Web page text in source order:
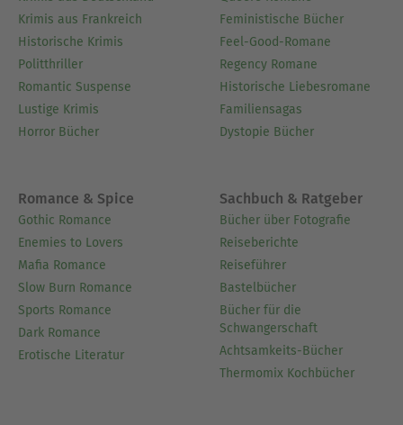
Krimis aus Frankreich
Historische Krimis
Politthriller
Romantic Suspense
Lustige Krimis
Horror Bücher
Feministische Bücher
Feel-Good-Romane
Regency Romane
Historische Liebesromane
Familiensagas
Dystopie Bücher
Romance & Spice
Gothic Romance
Enemies to Lovers
Mafia Romance
Slow Burn Romance
Sports Romance
Dark Romance
Erotische Literatur
Sachbuch & Ratgeber
Bücher über Fotografie
Reiseberichte
Reiseführer
Bastelbücher
Bücher für die
Schwangerschaft
Achtsamkeits-Bücher
Thermomix Kochbücher